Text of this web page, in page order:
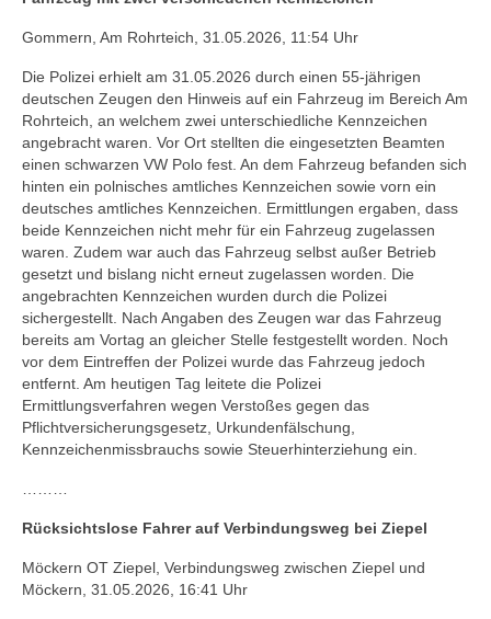
Gommern, Am Rohrteich, 31.05.2026, 11:54 Uhr
Die Polizei erhielt am 31.05.2026 durch einen 55-jährigen
deutschen Zeugen den Hinweis auf ein Fahrzeug im Bereich Am
Rohrteich, an welchem zwei unterschiedliche Kennzeichen
angebracht waren. Vor Ort stellten die eingesetzten Beamten
einen schwarzen VW Polo fest. An dem Fahrzeug befanden sich
hinten ein polnisches amtliches Kennzeichen sowie vorn ein
deutsches amtliches Kennzeichen. Ermittlungen ergaben, dass
beide Kennzeichen nicht mehr für ein Fahrzeug zugelassen
waren. Zudem war auch das Fahrzeug selbst außer Betrieb
gesetzt und bislang nicht erneut zugelassen worden. Die
angebrachten Kennzeichen wurden durch die Polizei
sichergestellt. Nach Angaben des Zeugen war das Fahrzeug
bereits am Vortag an gleicher Stelle festgestellt worden. Noch
vor dem Eintreffen der Polizei wurde das Fahrzeug jedoch
entfernt. Am heutigen Tag leitete die Polizei
Ermittlungsverfahren wegen Verstoßes gegen das
Pflichtversicherungsgesetz, Urkundenfälschung,
Kennzeichenmissbrauchs sowie Steuerhinterziehung ein.
………
Rücksichtslose Fahrer auf Verbindungsweg bei Ziepel
Möckern OT Ziepel, Verbindungsweg zwischen Ziepel und
Möckern, 31.05.2026, 16:41 Uhr